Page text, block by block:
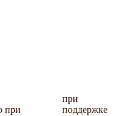
при
при
поддержке